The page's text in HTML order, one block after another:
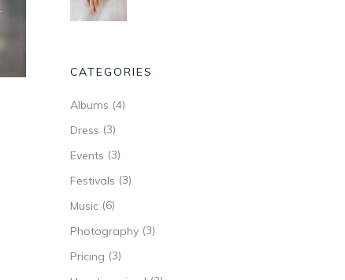
CATEGORIES
Albums (4)
Dress (3)
Events (3)
Festivals (3)
Music(6)
Photography(3)
Pricing (3)